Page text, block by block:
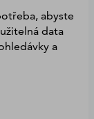
abyste
data
a